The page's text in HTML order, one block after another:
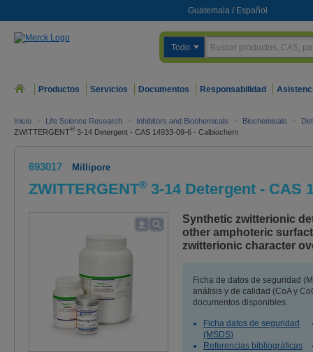
Guatemala / Español
Todo
Productos Servicios Documentos Responsabilidad
Inicio > Life Science Research > Inhibitors and Biochemicals > Biochemicals >
ZWITTERGENT® 3-14 Detergent - CAS 14933-09-6 - Calbiochem
693017 Millipore
ZWITTERGENT® 3-14 Detergent - CAS
Synthetic zwitterionic
other amphoteric
zwitterionic character
Ficha de datos de seguridad
análisis y de calidad (CoA y
documentos disponibles.
Ficha datos de seguridad
(MSDS)
Referencias bibliográficas